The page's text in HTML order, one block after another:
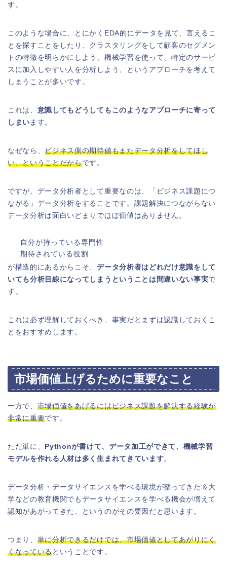
す。
このような場合に、とにかくEDA的にデータを見て、言えるこ
とを探すことをしたり、クラスタリングをして顧客のセグメン
トの特徴を明らかにしよう、機械学習を使って、特定のサービ
スに加入しやすい人を分析しよう、というアプローチを考えて
しまうことが多いです。
これは、 意識してもどうしてもこのようなアプローチに寄って
しまい ます。
なぜなら、ビジネス側の期待値もまたデータ分析をしてほし
い、ということだからです。
ですが、データ分析者として重要なのは、「ビジネス課題につ
ながる」データ分析をすることです。課題解決につながらない
データ分析は面白いどまりでほぼ価値はありません。
自分が持っている専門性
期待されている役割
が構造的にあるからこそ、データ分析者はどれだけ意識をして
いても分析目線になってしまうということは間違いない事実で
す。
これは必ず理解しておくべき、事実だとまずは認識しておくこ
とをおすすめします。
市場価値上げるために重要なこと
一方で、 市場価値をあげるにはビジネス課題を解決する経験が
非常に重要です。
ただ単に、
Pythonが書けて、データ加工ができて、機械学習
モデルを作れる人材は多く生まれてきています。
データ分析・データサイエンスを学べる環境が整ってきた＆大
学などの教育機関でもデータサイエンスを学べる機会が増えて
認知があがってきた、というのがその要因だと思います。
つまり、 単に分析できるだけでは、市場価値としてあがりにく
くなっているということです。